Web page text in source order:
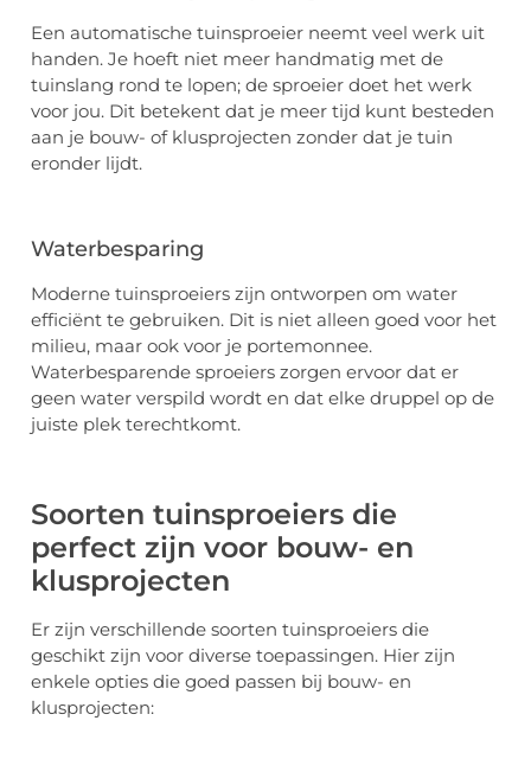
Een automatische tuinsproeier neemt veel werk uit
handen. Je hoeft niet meer handmatig met de
tuinslang rond te lopen; de sproeier doet het werk
voor jou. Dit betekent dat je meer tijd kunt besteden
aan je bouw- of klusprojecten zonder dat je tuin
eronder lijdt.
Waterbesparing
Moderne tuinsproeiers zijn ontworpen om water
efficiënt te gebruiken. Dit is niet alleen goed voor het
milieu, maar ook voor je portemonnee.
Waterbesparende sproeiers zorgen ervoor dat er
geen water verspild wordt en dat elke druppel op de
juiste plek terechtkomt.
Soorten tuinsproeiers die
perfect zijn voor bouw- en
klusprojecten
Er zijn verschillende soorten tuinsproeiers die
geschikt zijn voor diverse toepassingen. Hier zijn
enkele opties die goed passen bij bouw- en
klusprojecten: